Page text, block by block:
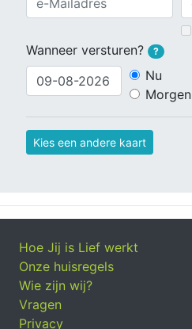
Wanneer versturen?
?
Nu
Morgen
Kies een andere kaart
Hoe Jij is Lief werkt
Onze huisregels
Wie zijn wij?
Vragen
Privacy